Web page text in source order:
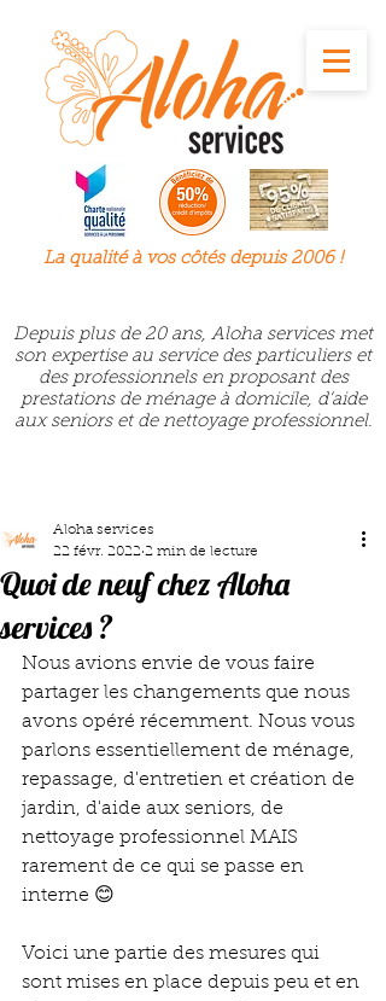
La qualité à voscôtés depuis 2006 !
Depuis plus de 20 ans, Aloha services met
son expertise au service des particuliers et
des professionnels en proposant des
prestations de ménage à domicile, d’aide
aux seniors et de nettoyage professionnel.
Quoi de neuf chez Aloha
services ?
Aloha services
22 févr. 2022 2 min de lecture
Nous avions envie de vous faire
partager les changements que nous
avons opéré récemment. Nous vous
parlons essentiellement de ménage,
repassage, d'entretien et création de
jardin, d'aide aux seniors, de
nettoyage professionnel MAIS
rarement de ce qui se passe en
interne 😊
Voici une partie des mesures qui
sont mises en place depuis peu et en